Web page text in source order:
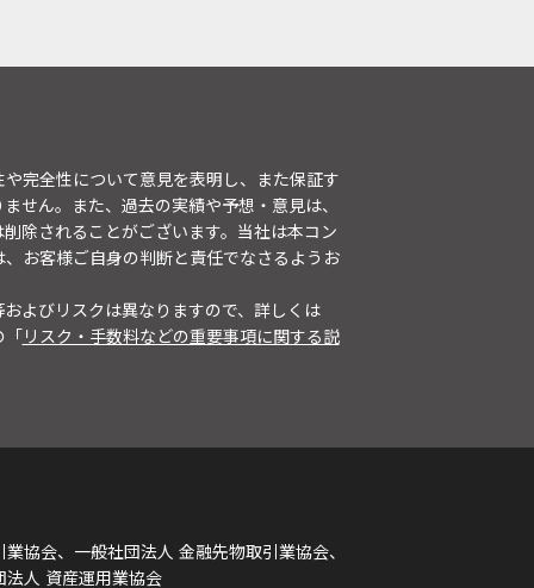
完全性について意見を表明し、また保証す
せん。また、過去の実績や予想・意見は、
除されることがございます。当社は本コン
お客様ご自身の判断と責任でなさるようお
よびリスクは異なりますので、詳しくは
「リスク・手数料などの重要事項に関する説
協会、一般社団法人 金融先物取引業協会、
人 資産運用業協会